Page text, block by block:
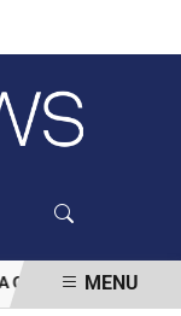
VACINAÇÃOMENU